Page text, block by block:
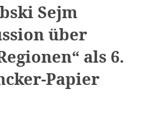
Sejm
über
als 6.
Papier